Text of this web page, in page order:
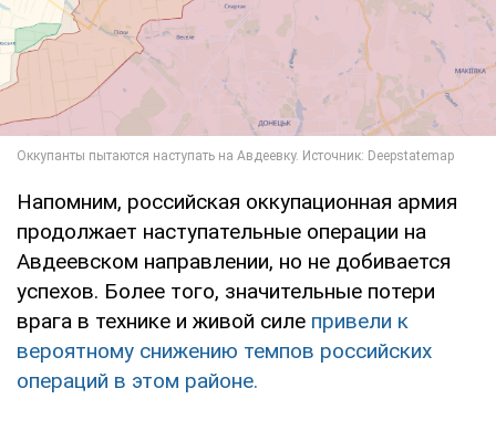
Напомним, российская оккупационная армия
продолжает наступательные операции на
Авдеевском направлении, но не добивается
успехов. Более того, значительные потери
врага в технике и живой силе привели к
вероятному снижению темпов российских
операций в этом районе.